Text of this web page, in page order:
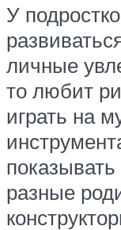
У
личные
то любит
играть на
разные